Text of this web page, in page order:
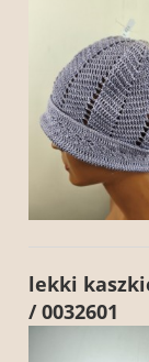
lekki
/ 0032601